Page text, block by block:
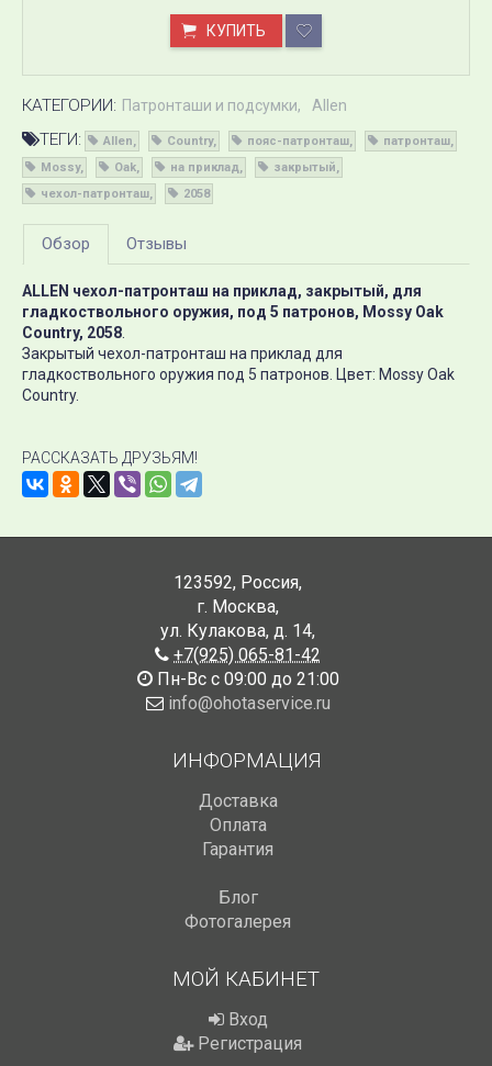
КУПИТЬ
КАТЕГОРИИ: Патронташи и подсумки Allen
ТЕГИ: Allen Country пояс-патронташ
патронташ
Mossy
Oak на приклад
закрытый
чехол-патронташ
2058
Обзор Отзывы
ALLEN чехол-патронташ на приклад, закрытый, для
гладкоствольного оружия, под 5 патронов, Mossy Oak
Country, 2058.
Закрытый чехол-патронташ на приклад для
гладкоствольного оружия под 5 патронов. Цвет: Mossy Oak
Country.
РАССКАЗАТЬ ДРУЗЬЯМ!
123592, Россия,
г. Москва,
ул. Кулакова, д. 14,
+7(925) 065-81-42
Пн-Вс с 09:00 до 21:00
info@ohotaservice.ru
ИНФОРМАЦИЯ
Доставка
Оплата
Гарантия
Блог
Фотогалерея
МОЙ КАБИНЕТ
Вход
Регистрация